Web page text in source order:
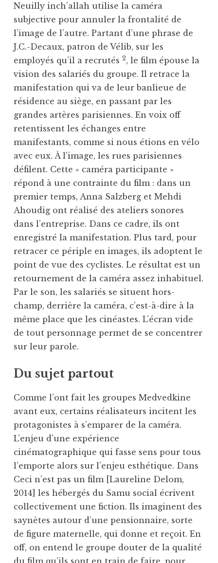
Neuilly inch’allah utilise la caméra
subjective pour annuler la frontalité de
l’image de l’autre. Partant d’une phrase de
J.C.-Decaux, patron de Vélib, sur les
employés qu’il a recrutés 2, le film épouse la
vision des salariés du groupe. Il retrace la
manifestation qui va de leur banlieue de
résidence au siège, en passant par les
grandes artères parisiennes. En voix off
retentissent les échanges entre
manifestants, comme si nous étions en vélo
avec eux. À l’image, les rues parisiennes
défilent. Cette « caméra participante »
répond à une contrainte du film : dans un
premier temps, Anna Salzberg et Mehdi
Ahoudig ont réalisé des ateliers sonores
dans l’entreprise. Dans ce cadre, ils ont
enregistré la manifestation. Plus tard, pour
retracer ce périple en images, ils adoptent le
point de vue des cyclistes. Le résultat est un
retournement de la caméra assez inhabituel.
Par le son, les salariés se situent hors-
champ, derrière la caméra, c’est-à-dire à la
même place que les cinéastes. L’écran vide
de tout personnage permet de se concentrer
sur leur parole.
Du sujet partout
Comme l’ont fait les groupes Medvedkine
avant eux, certains réalisateurs incitent les
protagonistes à s’emparer de la caméra.
L’enjeu d’une expérience
cinématographique qui fasse sens pour tous
l’emporte alors sur l’enjeu esthétique. Dans
Ceci n’est pas un film [Laureline Delom,
2014] les hébergés du Samu social écrivent
collectivement une fiction. Ils imaginent des
saynètes autour d’une pensionnaire, sorte
de figure maternelle, qui donne et reçoit. En
off, on entend le groupe douter de la qualité